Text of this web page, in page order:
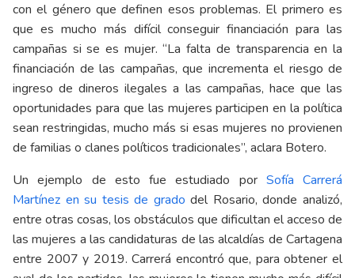
con el género que definen esos problemas. El primero es
que es mucho más difícil conseguir financiación para las
campañas si se es mujer. “La falta de transparencia en la
financiación de las campañas, que incrementa el riesgo de
ingreso de dineros ilegales a las campañas, hace que las
oportunidades para que las mujeres participen en la política
sean restringidas, mucho más si esas mujeres no provienen
de familias o clanes políticos tradicionales”, aclara Botero.
Un ejemplo de esto fue estudiado por Sofía Carrerá
Martínez en su tesis de grado del Rosario, donde analizó,
entre otras cosas, los obstáculos que dificultan el acceso de
las mujeres a las candidaturas de las alcaldías de Cartagena
entre 2007 y 2019. Carrerá encontró que, para obtener el